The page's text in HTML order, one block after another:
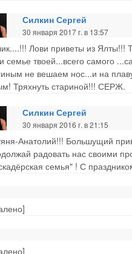
Силкин Сергей
30 января 2017 г. в 13:57
Лови приветы из
семье твоей...всего самого
не вешаем нос...и на
Тряхнуть стариной!!! СЕРЖ.
Силкин Сергей
30 января 2016 г. в 21:15
Анатолий!!! Большущий
радовать нас своими
семья" ! С